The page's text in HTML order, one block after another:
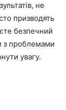
не
призводять
безпечний
з проблемами
увагу.